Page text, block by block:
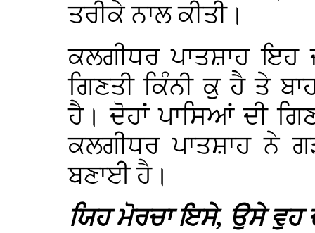
ਤਰੀਕੇ ਨਾਲ ਕੀਤੀ।
ਕਲਗੀਧਰ ਪਾਤਸ਼ਾਹ ਇਹ
ਗਿਣਤੀ ਕਿੰਨੀ ਕੁ ਹੈ ਤੇ
ਹੈ। ਦੋਹਾਂ ਪਾਸਿਆਂ ਦੀ
ਕਲਗੀਧਰ ਪਾਤਸ਼ਾਹ ਨੇ
ਬਣਾਈ ਹੈ।
ਯਿਹ ਮੋਰਚਾ ਇਸੇ, ਉਸੇ ਵੁਹ